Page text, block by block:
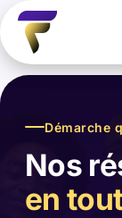
Démarche
Nos
en